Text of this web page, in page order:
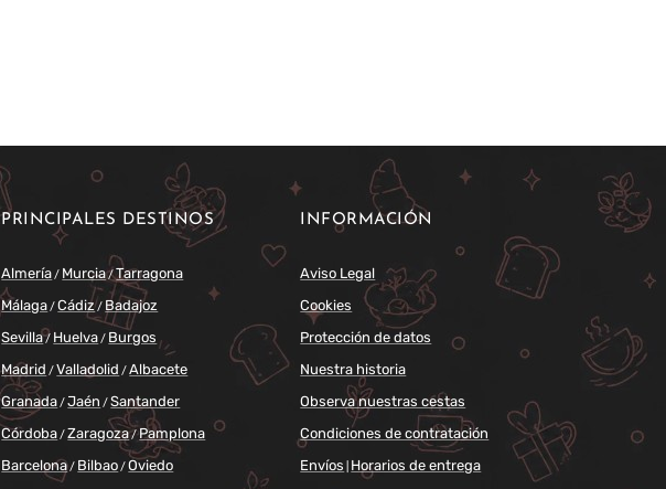
PRINCIPALES DESTINOS
Almería/ Murcia/Tarragona
Málaga/Cádiz/ Badajoz
Sevilla/ Huelva/ Burgos
Madrid /Valladolid /Albacete
Granada/Jaén /Santander
Córdoba/Zaragoza/Pamplona
Barcelona/ Bilbao/Oviedo
INFORMACIÓN
Aviso Legal
Cookies
Protección de datos
Nuestra historia
Observa nuestras cestas
Condiciones de contratación
Envíos Horarios de entrega